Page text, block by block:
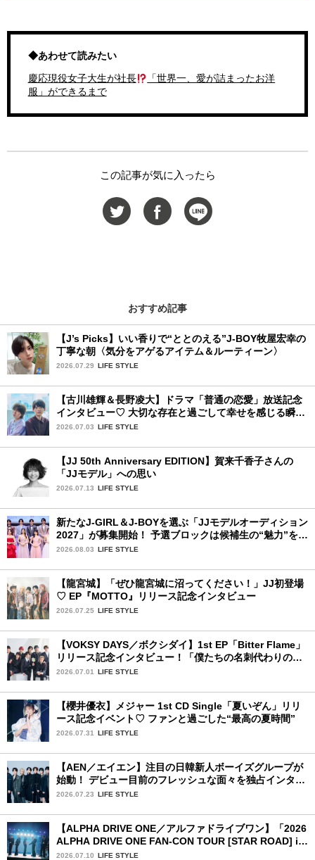
◆あわせて読みたい
慶応現役女子大生が社長
「世界一、愛が詰まったお洋
服」ができるまで
この記事が気に入ったら
おすすめ記事
【J’s Picks】いい香りで“ととのえる”J-BOY牧屋宏幸の
丁寧な朝〈気分をアゲるアイテム＆ルーティーン〉
2026.07.29 LIFE STYLE
【古川雄輝＆長野凌大】ドラマ「普通の恋愛」放送記念
インタビュー♡ 大切な存在と過ごして幸せを感じる瞬間
は？
2026.07.03 LIFE STYLE
【JJ 50th Anniversary EDITION】賀来千香子さんの
「JJモデル」への思い
2026.07.13 LIFE STYLE
新たなJ-GIRL＆J-BOYを選ぶ「JJモデルオーディション
2027」が募集開始！ 予選ブロックは候補生の“魅力”を重
視した「新システム」に変わります
2026.08.03 LIFE STYLE
【龍宮城】「ぜひ龍宮城に沼ってください！」JJ初登場
♡ EP『MOTTO』リリース記念インタビュー
2026.07.25 LIFE STYLE
【VOKSY DAYS／ボクシダイ】1st EP「Bitter Flame」
リリース記念インタビュー！「僕たちの名刺代わりのよ
うなアルバム」
2026.07.01 LIFE STYLE
【櫻井優衣】メジャー 1st CD Single「夏いぞん」リリ
ース記念イベント♡ ファンと過ごした“最高の夏時間”
2026.07.31 LIFE STYLE
【AEN／エイエン】注目の日韓新人ボーイズグループが
始動！ デビュー目前のフレッシュな面々を独占インタビ
ュー。7人の魅力に迫ります♪
2026.07.23 LIFE STYLE
【ALPHA DRIVE ONE／アルファドライブワン】「2026
ALPHA DRIVE ONE FAN-CON TOUR [STAR ROAD] in
YOKOHAMA」1日目詳細レポ【前編】
2026.07.10 LIFE STYLE